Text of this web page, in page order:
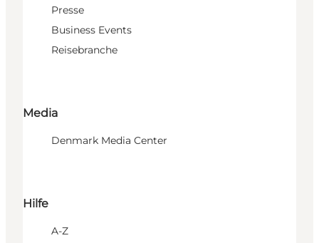
Presse
Business Events
Reisebranche
Media
Denmark Media Center
Hilfe
A-Z